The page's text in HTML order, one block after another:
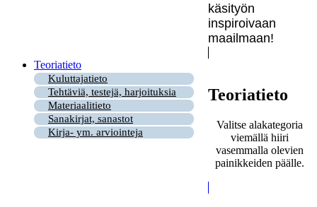
käsityön
inspiroivaan
maailmaan!
Teoriatieto
Kuluttajatieto
Tehtäviä, testejä, harjoituksia
Materiaalitieto
Sanakirjat, sanastot
Kirja- ym. arviointeja
Teoriatieto
Valitse alakategoria
viemällä hiiri
vasemmalla olevien
painikkeiden päälle.